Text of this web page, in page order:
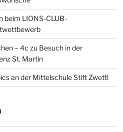
beim LIONS-CLUB-
– 4c zu Besuch in der
St. Martin
an der Mittelschule Stift Zwettl